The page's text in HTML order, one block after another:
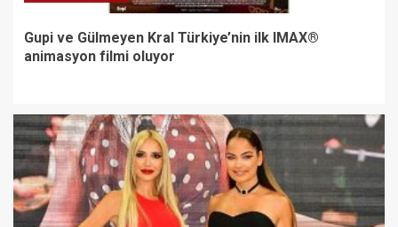
Gupi ve Gülmeyen Kral Türkiye’nin ilk IMAX®
animasyon filmi oluyor